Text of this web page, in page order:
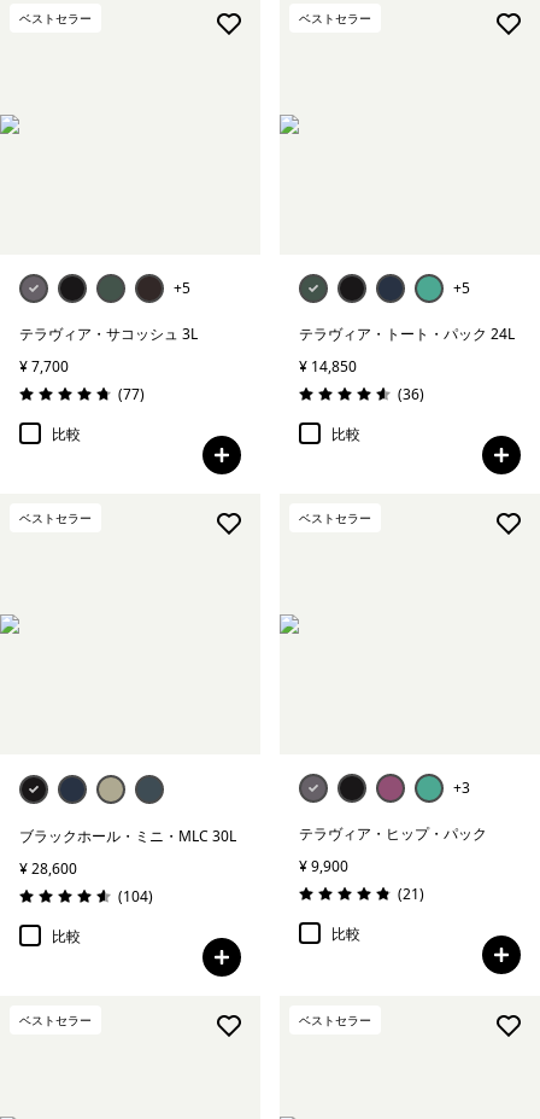
ベストセラー
+5
テラヴィア・サコッシュ 3L
¥ 7,700
評価: 4.7 / 5
(77レビュー
)
比較
ベストセラー
+5
テラヴィア・トート・パック 24L
¥ 14,850
評価: 4.6 / 5
(36レビュー
)
比較
ベストセラー
ブラックホール・ミニ・MLC 30L
¥ 28,600
評価: 4.6 / 5
(104レビュー
)
比較
ベストセラー
+3
テラヴィア・ヒップ・パック
¥ 9,900
評価: 4.9 / 5
(21レビュー
)
比較
ベストセラー ベストセラー